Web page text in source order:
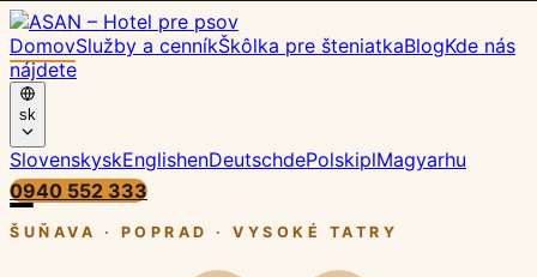
DomovSlužby a cenníkŠkôlka pre šteniatkaBlogKde nás
nájdete
sk
SlovenskyskEnglishenDeutschdePolskiplMagyarhu
0940 552 333
ŠUŇAVA · POPRAD · VYSOKÉ TATRY